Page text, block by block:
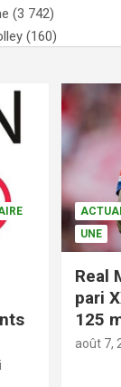
(3 742)
(160)
UNE
Real
pari
125
août 7,